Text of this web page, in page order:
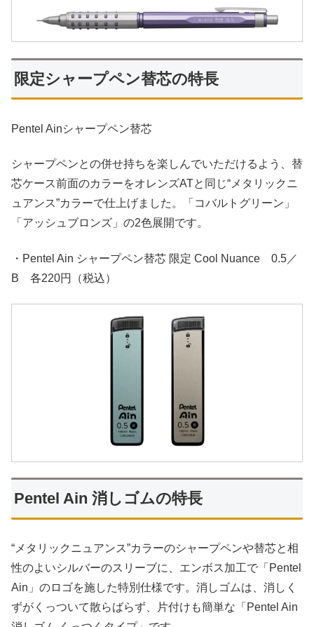
限定シャープペン替芯の特長
Pentel Ainシャープペン替芯
シャープペンとの併せ持ちを楽しんでいただけるよう、替
芯ケース前面のカラーをオレンズATと同じ“メタリックニ
ュアンス”カラーで仕上げました。「コバルトグリーン」
「アッシュブロンズ」の2色展開です。
・Pentel Ain シャープペン替芯 限定 Cool Nuance 0.5／
B 各220円（税込）
Pentel Ain 消しゴムの特長
“メタリックニュアンス”カラーのシャープペンや替芯と相
性のよいシルバーのスリーブに、エンボス加工で「Pentel
Ain」のロゴを施した特別仕様です。消しゴムは、消しく
ずがくっついて散らばらず、片付けも簡単な「Pentel Ain